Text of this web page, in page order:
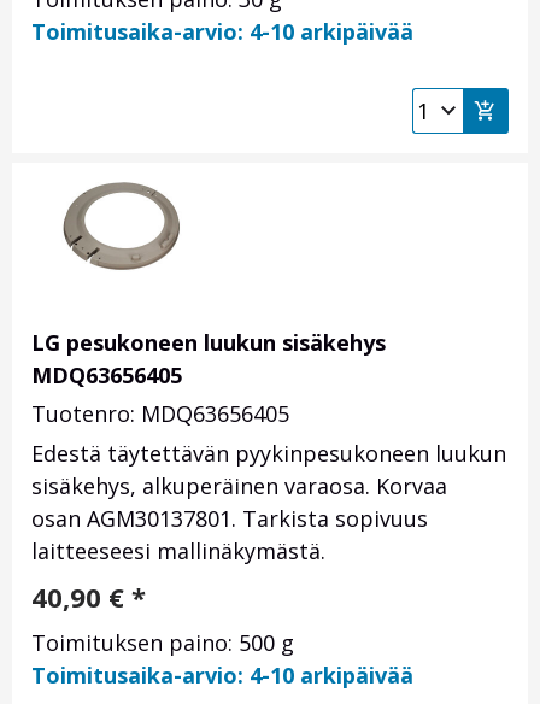
Toimitusaika-arvio: 4-10 arkipäivää
LG pesukoneen luukun sisäkehys
MDQ63656405
Tuotenro: MDQ63656405
Edestä täytettävän pyykinpesukoneen luukun
sisäkehys, alkuperäinen varaosa. Korvaa
osan AGM30137801. Tarkista sopivuus
laitteeseesi mallinäkymästä.
40,90 € *
Toimituksen paino: 500 g
Toimitusaika-arvio: 4-10 arkipäivää